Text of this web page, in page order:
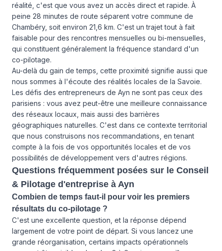
réalité, c'est que vous avez un accès direct et rapide. À
peine 28 minutes de route séparent votre commune de
Chambéry, soit environ 21,6 km. C'est un trajet tout à fait
faisable pour des rencontres mensuelles ou bi-mensuelles,
qui constituent généralement la fréquence standard d'un
co-pilotage.
Au-delà du gain de temps, cette proximité signifie aussi que
nous sommes à l'écoute des réalités locales de la Savoie.
Les défis des entrepreneurs de Ayn ne sont pas ceux des
parisiens : vous avez peut-être une meilleure connaissance
des réseaux locaux, mais aussi des barrières
géographiques naturelles. C'est dans ce contexte territorial
que nous construisons nos recommandations, en tenant
compte à la fois de vos opportunités locales et de vos
possibilités de développement vers d'autres régions.
Questions fréquemment posées sur le Conseil
& Pilotage d'entreprise à Ayn
Combien de temps faut-il pour voir les premiers
résultats du co-pilotage ?
C'est une excellente question, et la réponse dépend
largement de votre point de départ. Si vous lancez une
grande réorganisation, certains impacts opérationnels